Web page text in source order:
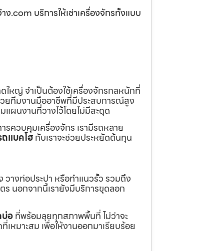
.com บริการให้เช่าเครื่องจักรทั้งแบบ
ใหญ่ จำเป็นต้องใช้เครื่องจักรกลหนักที่
ยทีมงานมืออาชีพที่มีประสบการณ์สูง
แผนงานที่วางไว้โดยไม่มีสะดุด
ควบคุมเครื่องจักร เรามีรถหลาย
ถแบคโฮกับเราจะช่วยประหยัดต้นทุน
างท่อประปา หรือทำแนวรั้ว รวมถึง
ร นอกจากนี้เรายังมีบริการขุดลอก
อที่พร้อมลุยทุกสภาพพื้นที่ ไม่ว่าจะ
หมาะสม เพื่อให้งานออกมาเรียบร้อย